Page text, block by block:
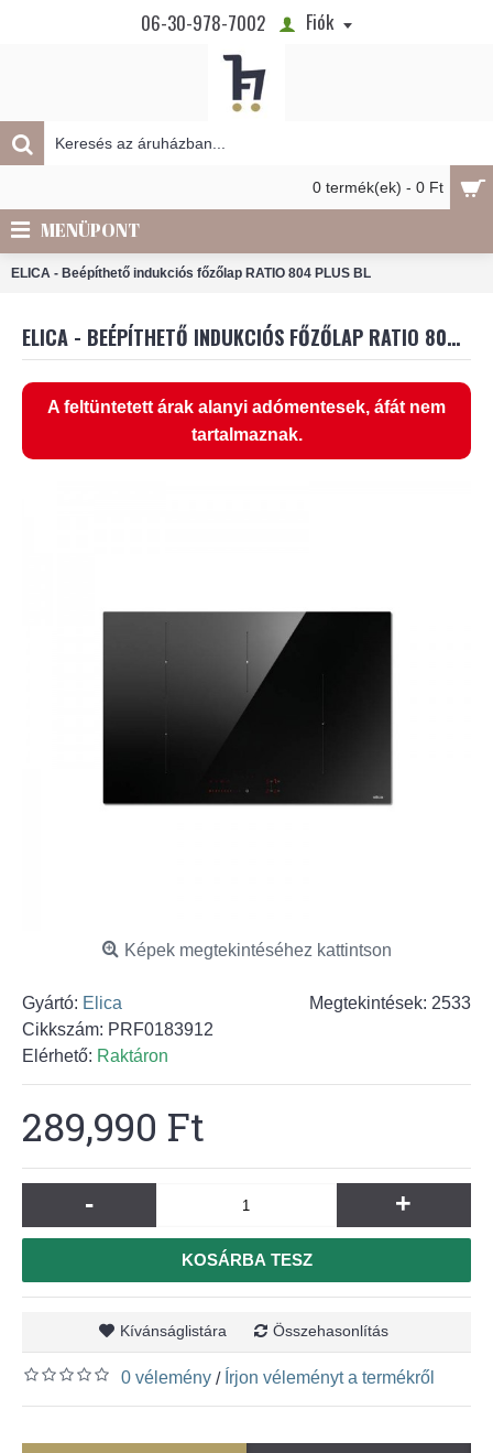
06-30-978-7002 Fiók
0 termék(ek) - 0 Ft
MENÜPONT
ELICA - Beépíthető indukciós főzőlap RATIO 804 PLUS BL
ELICA - BEÉPÍTHETŐ INDUKCIÓS FŐZŐLAP RATIO 804 PLUS BL
A feltüntetett árak alanyi adómentesek, áfát nem
tartalmaznak.
Képek megtekintéséhez kattintson
Megtekintések: 2533
Gyártó: Elica
Cikkszám: PRF0183912
Elérhető: Raktáron
289,990 Ft
- +
KOSÁRBA TESZ
Kívánságlistára Összehasonlítás
0 vélemény / Írjon véleményt a termékről